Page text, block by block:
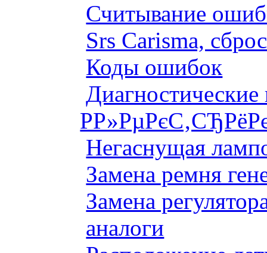
Считывание
Srs Carisma,
Коды ошибок
Негаснущая
Замена ремня
Замена
аналоги